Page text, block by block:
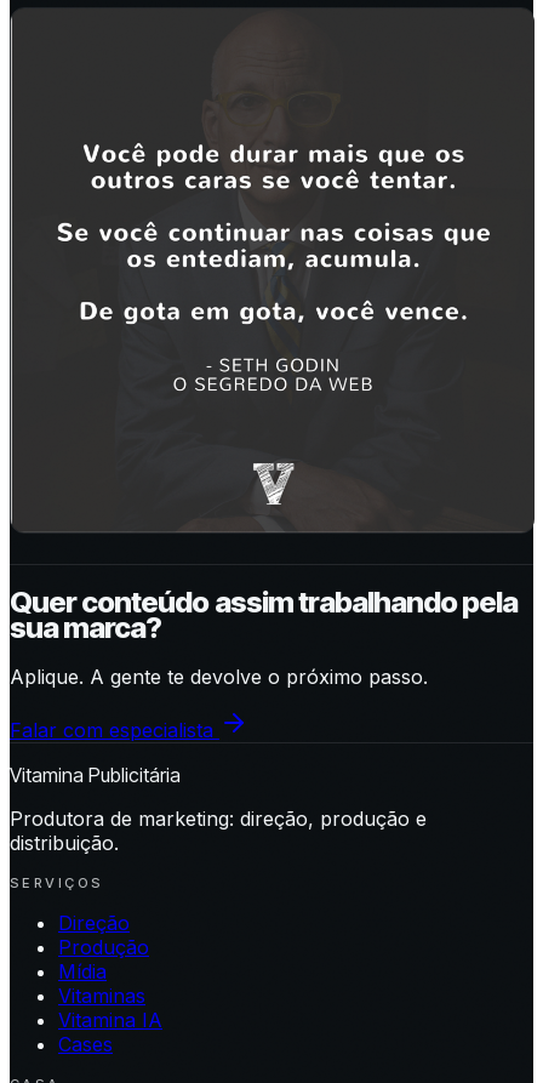
Quer conteúdo assim trabalhando pela
sua marca?
Aplique. A gente te devolve o próximo passo.
Falar com especialista
Vitamina Publicitária
Produtora de marketing: direção, produção e
distribuição.
SERVIÇOS
Direção
Produção
Mídia
Vitaminas
Vitamina IA
Cases